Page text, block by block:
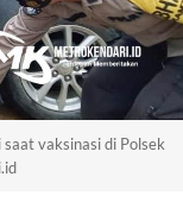
vaksinasi di Polsek